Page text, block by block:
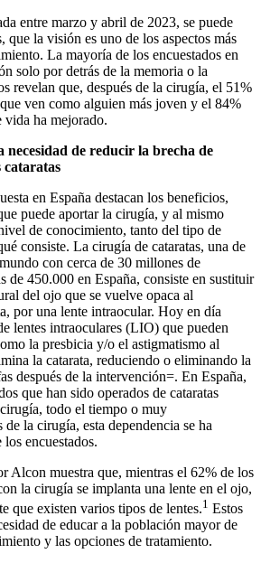
entre marzo y abril de 2023, se puede
que la visión es uno de los aspectos más
La mayoría de los encuestados en
solo por detrás de la memoria o la
revelan que, después de la cirugía, el 51%
ven como alguien más joven y el 84%
vida ha mejorado.
necesidad de reducir la brecha de
cataratas
en España destacan los beneficios,
puede aportar la cirugía, y al mismo
de conocimiento, tanto del tipo de
consiste. La cirugía de cataratas, una de
con cerca de 30 millones de
de 450.000 en España, consiste en sustituir
del ojo que se vuelve opaca al
por una lente intraocular. Hoy en día
lentes intraoculares (LIO) que pueden
la presbicia y/o el astigmatismo al
la catarata, reduciendo o eliminando la
después de la intervención=. En España,
que han sido operados de cataratas
todo el tiempo o muy
de la cirugía, esta dependencia se ha
encuestados.
Alcon muestra que, mientras el 62% de los
la cirugía se implanta una lente en el ojo,
que existen varios tipos de lentes.1 Estos
de educar a la población mayor de
y las opciones de tratamiento.